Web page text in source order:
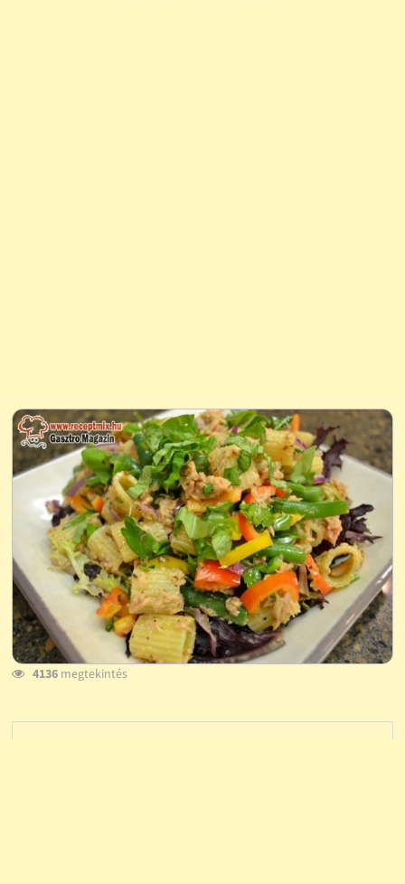
4136megtekintés